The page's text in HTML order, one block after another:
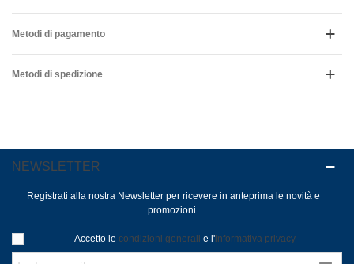
Metodi di pagamento
Metodi di spedizione
NEWSLETTER
Registrati alla nostra Newsletter per ricevere in anteprima le novità e
promozioni.
Accetto le condizioni generali e l'informativa privacy